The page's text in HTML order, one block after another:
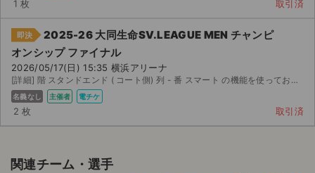
1 枚 取引済
即決
2025-26 大同生命SV.LEAGUE MEN チャンピ
オンシップ ファイナル
2026/05/17(日) 15:35 横浜アリーナ
[詳細] 階 スタンドエンド ( コート側) 列 - 番 スマート の機能を使ってお譲...
名義なし 主催者 電チケ
2 枚 取引済
関連チーム・選手